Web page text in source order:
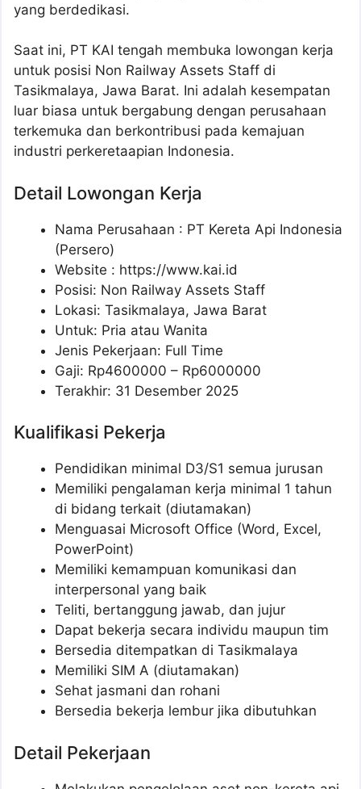
yang berdedikasi.
Saat ini, PT KAI tengah membuka lowongan kerja
untuk posisi Non Railway Assets Staff di
Tasikmalaya, Jawa Barat. Ini adalah kesempatan
luar biasa untuk bergabung dengan perusahaan
terkemuka dan berkontribusi pada kemajuan
industri perkeretaapian Indonesia.
Detail Lowongan Kerja
Nama Perusahaan : PT Kereta Api Indonesia
(Persero)
Website : https://www.kai.id
Posisi: Non Railway Assets Staff
Lokasi: Tasikmalaya, Jawa Barat
Untuk: Pria atau Wanita
Jenis Pekerjaan: Full Time
Gaji: Rp4600000 – Rp6000000
Terakhir: 31 Desember 2025
Kualifikasi Pekerja
Pendidikan minimal D3/S1 semua jurusan
Memiliki pengalaman kerja minimal 1 tahun
di bidang terkait (diutamakan)
Menguasai Microsoft Office (Word, Excel,
PowerPoint)
Memiliki kemampuan komunikasi dan
interpersonal yang baik
Teliti, bertanggung jawab, dan jujur
Dapat bekerja secara individu maupun tim
Bersedia ditempatkan di Tasikmalaya
Memiliki SIM A (diutamakan)
Sehat jasmani dan rohani
Bersedia bekerja lembur jika dibutuhkan
Detail Pekerjaan